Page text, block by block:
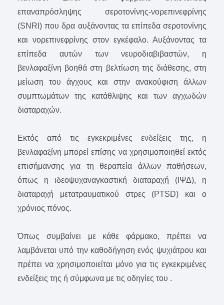
επαναπρόσληψης σεροτονίνης-νορεπινεφρίνης
(SNRI) που δρα αυξάνοντας τα επίπεδα σεροτονίνης
και νορεπινεφρίνης στον εγκέφαλο. Αυξάνοντας τα
επίπεδα αυτών των νευροδιαβιβαστών, η
βενλαφαξίνη βοηθά στη βελτίωση της διάθεσης, στη
μείωση του άγχους και στην ανακούφιση άλλων
συμπτωμάτων της κατάθλιψης και των αγχωδών
διαταραχών.
Εκτός από τις εγκεκριμένες ενδείξεις της, η
βενλαφαξίνη μπορεί επίσης να χρησιμοποιηθεί εκτός
επισήμανσης για τη θεραπεία άλλων παθήσεων,
όπως η ιδεοψυχαναγκαστική διαταραχή (ΙΨΔ), η
διαταραχή μετατραυματικού στρες (PTSD) και ο
χρόνιος πόνος.
Όπως συμβαίνει με κάθε φάρμακο, πρέπει να
λαμβάνεται υπό την καθοδήγηση ενός ψυχιάτρου και
πρέπει να χρησιμοποιείται μόνο για τις εγκεκριμένες
ενδείξεις της ή σύμφωνα με τις οδηγίες του .